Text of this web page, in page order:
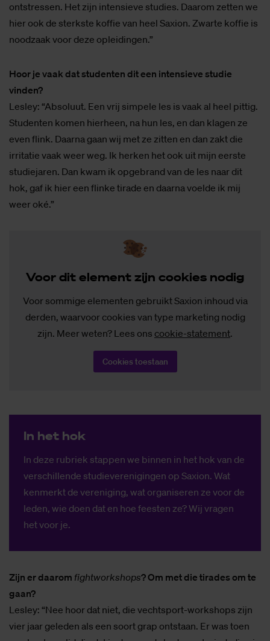
ontstressen. Het zijn intensieve studies. Daarom zetten we
hier ook de sterkste koffie van heel Saxion. Zwarte koffie is
noodzaak voor deze opleidingen.”
Hoor je vaak dat studenten dit een intensieve studie
vinden?
Lesley: “Absoluut. Een vrij simpele les is vaak al heel pittig.
Studenten komen hierheen, na hun les, en dan klagen ze
even flink. Daarna gaan wij met ze zitten en dan zakt die
irritatie vaak weer weg. Ik herken het ook uit mijn eerste
studiejaren. Dan kwam ik opgebrand van de les naar dit
hok, gaf ik hier een flinke tirade en daarna voelde ik mij
weer oké.”
Voor dit ele­ment zijn coo­kies no­dig
Voor sommige elementen gebruikt Saxion inhoud via
derden, waarvoor cookies van type marketing nodig
zijn. Meer weten? Lees ons cookie-statement.
Cookies toestaan
In het hok
In deze rubriek stappen we binnen in het hok van de
verschillende studieverenigingen op Saxion. Wat
kenmerkt de vereniging, wat organiseren ze voor de
leden, wie doen dat en hoe feesten ze? Wij vragen
het voor je.
Zijn er daarom fightworkshops? Om met die tirades om te
gaan?
Lesley: “Nee hoor dat niet, die vechtsport-workshops zijn
vier jaar geleden als een soort grap ontstaan. Er was toen